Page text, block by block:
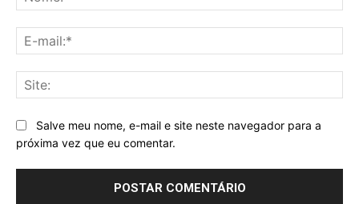
Salve meu nome, e-mail e site neste navegador para a
próxima vez que eu comentar.